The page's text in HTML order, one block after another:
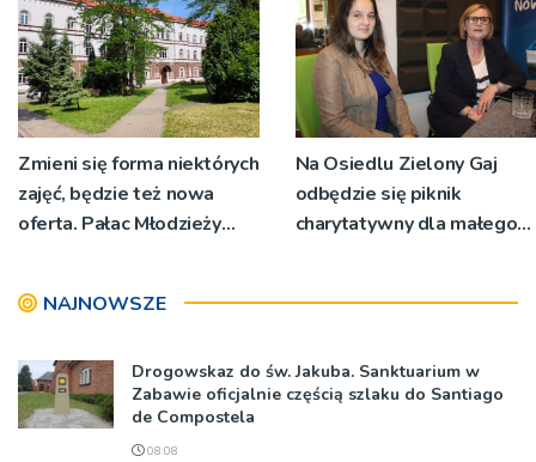
Zmieni się forma niektórych
zajęć, będzie też nowa
oferta. Pałac Młodzieży
Na Osiedlu Zielony Gaj
odbędzie się piknik
charytatywny dla małego
NAJNOWSZE
Drogowskaz do św. Jakuba. Sanktuarium w
Zabawie oficjalnie częścią szlaku do Santiago
de Compostela
08:08